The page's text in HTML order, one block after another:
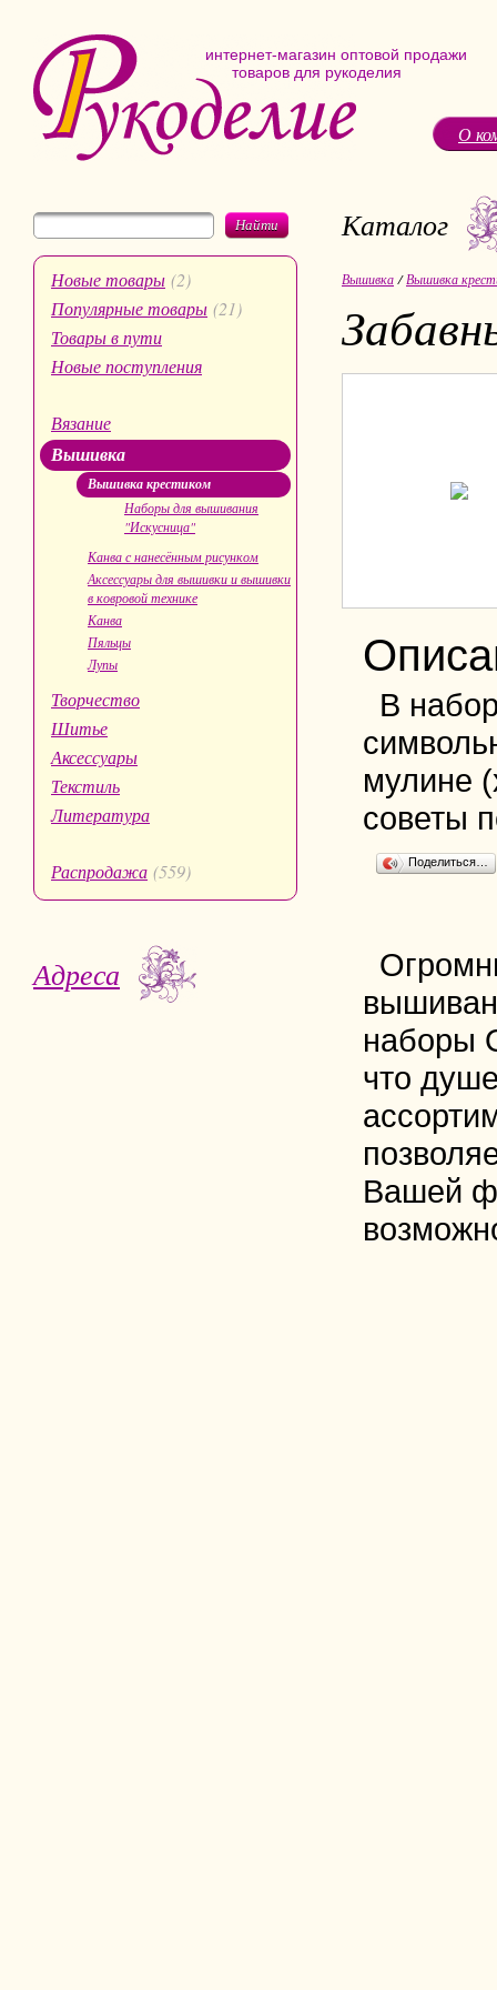
интернет-магазин оптовой продажи
товаров для рукоделия
О
Найти
Новые товары (2)
Популярные товары (21)
Товары в пути
Новые поступления
Вязание
Вышивка
Вышивка крестиком
Наборы для вышивания
"Искусница"
Канва с нанесённым рисунком
Аксессуары для вышивки и вышивки
в ковровой технике
Канва
Пяльцы
Лупы
Творчество
Шитье
Аксессуары
Текстиль
Литература
Распродажа (559)
Адреса
Каталог
Вышивка /Вышивка
В
мулине
советы
Поделиться…
наборы
что
Вашей